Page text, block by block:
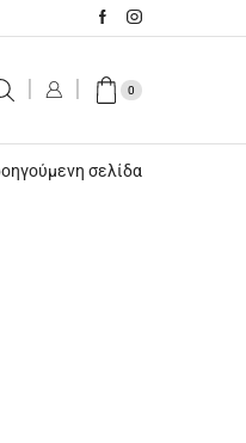
0
σελίδα